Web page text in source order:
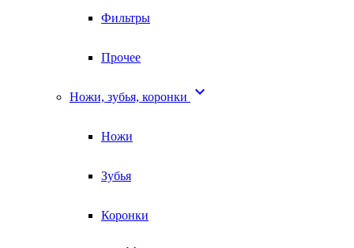
Фильтры
Прочее
Ножи, зубья, коронки 
Ножи
Зубья
Коронки